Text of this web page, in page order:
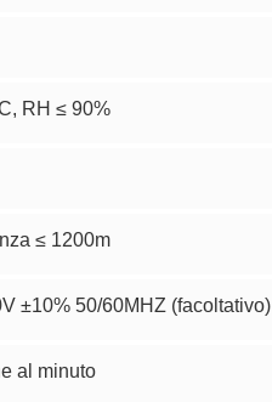
RH ≤ 90%
≤ 1200m
±10% 50/60MHZ (facoltativo)
al minuto